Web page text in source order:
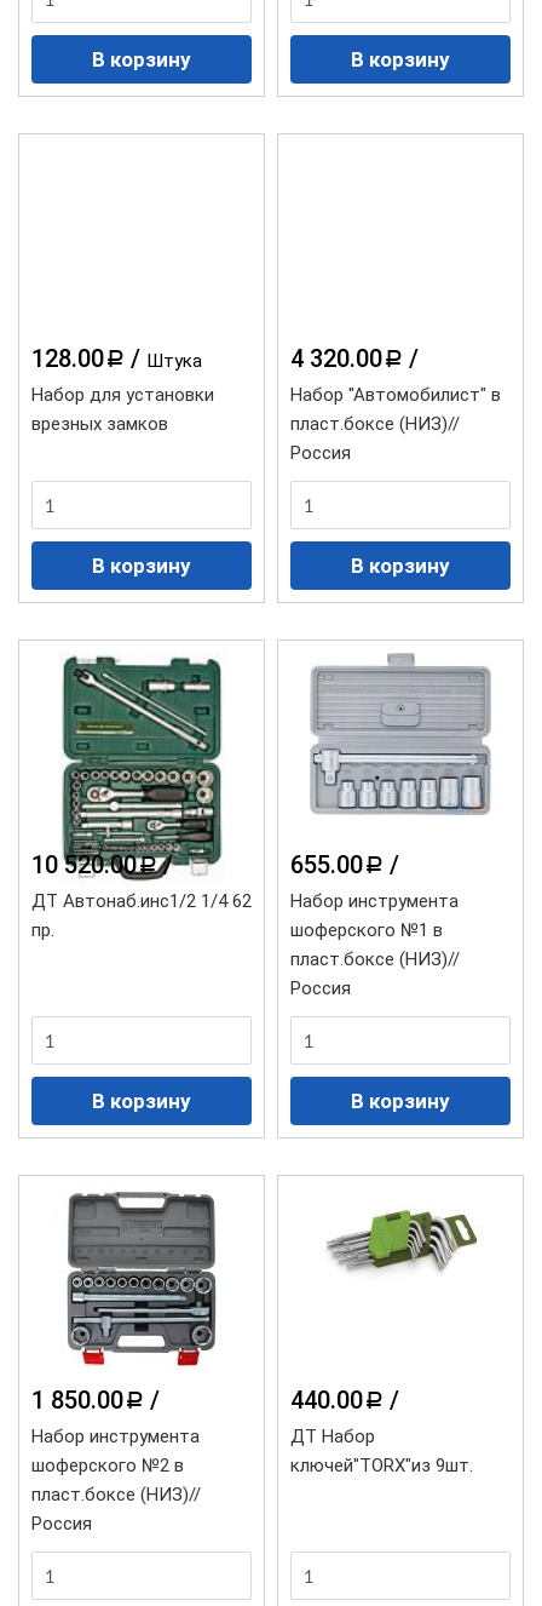
128.00 a / Штука
Набор для установки
врезных замков
4 320.00 a /
Набор "Автомобилист" в
пласт.боксе (НИЗ)//
Россия
10 520.00a/
ДТ Автонаб.инс1/2 1/4 62
пр.
655.00 a /
Набор инструмента
шоферского №1 в
пласт.боксе (НИЗ)//
Россия
1 850.00 a /
Набор инструмента
шоферского №2 в
пласт.боксе (НИЗ)//
Россия
440.00 a /
ДТ Набор
ключей"TORX"из 9шт.